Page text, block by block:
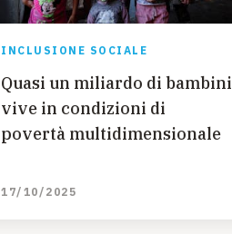
INCLUSIONE SOCIALE
Quasi un miliardo di bambini
vive in condizioni di
povertà multidimensionale
17/10/2025